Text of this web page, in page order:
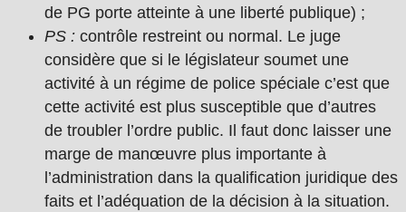
de PG porte atteinte à une liberté publique) ;
PS :contrôle restreint ou normal. Le juge
considère que si le législateur soumet une
activité à un régime de police spéciale c’est que
cette activité est plus susceptible que d’autres
de troubler l’ordre public. Il faut donc laisser une
marge de manœuvre plus importante à
l’administration dans la qualification juridique des
faits et l’adéquation de la décision à la situation.